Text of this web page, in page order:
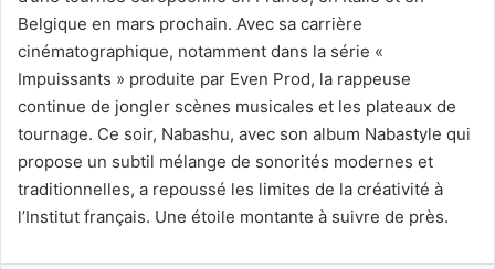
Belgique en mars prochain. Avec sa carrière
cinématographique, notamment dans la série «
Impuissants » produite par Even Prod, la rappeuse
continue de jongler scènes musicales et les plateaux de
tournage. Ce soir, Nabashu, avec son album Nabastyle qui
propose un subtil mélange de sonorités modernes et
traditionnelles, a repoussé les limites de la créativité à
l’Institut français. Une étoile montante à suivre de près.